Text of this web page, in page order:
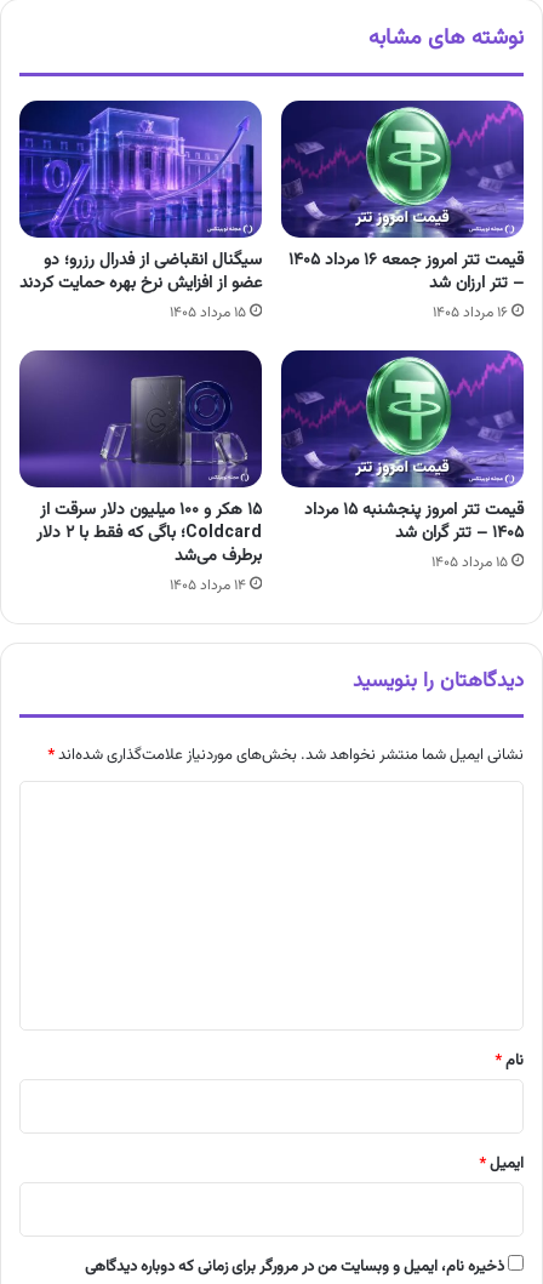
نوشته های مشابه
قیمت تتر امروز جمعه ۱۶ مرداد ۱۴۰۵
– تتر ارزان شد
۱۶ مرداد ۱۴۰۵
سیگنال انقباضی از فدرال رزرو؛ دو
عضو از افزایش نرخ بهره حمایت کردند
۱۵ مرداد ۱۴۰۵
قیمت تتر امروز پنجشنبه ۱۵ مرداد
۱۴۰۵ – تتر گران شد
۱۵ مرداد ۱۴۰۵
۱۵ هکر و ۱۰۰ میلیون دلار سرقت از
Coldcard؛ باگی که فقط با ۲ دلار
برطرف می‌شد
۱۴ مرداد ۱۴۰۵
دیدگاهتان را بنویسید
نشانی ایمیل شما منتشر نخواهد شد. بخش‌های موردنیاز علامت‌گذاری شده‌اند*
نام*
ایمیل*
ذخیره نام، ایمیل و وبسایت من در مرورگر برای زمانی که دوباره دیدگاهی